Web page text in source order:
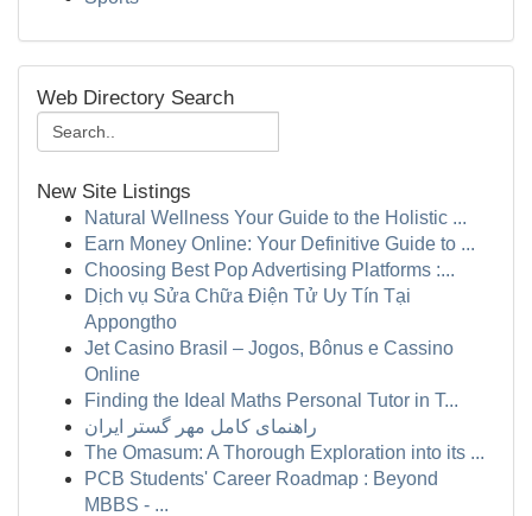
Web Directory Search
New Site Listings
Natural Wellness Your Guide to the Holistic ...
Earn Money Online: Your Definitive Guide to ...
Choosing Best Pop Advertising Platforms :...
Dịch vụ Sửa Chữa Điện Tử Uy Tín Tại
Appongtho
Jet Casino Brasil – Jogos, Bônus e Cassino
Online
Finding the Ideal Maths Personal Tutor in T...
راهنمای کامل مهر گستر ایران
The Omasum: A Thorough Exploration into its ...
PCB Students' Career Roadmap : Beyond
MBBS - ...